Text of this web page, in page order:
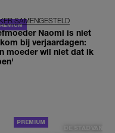
SAMENGESTELD
Naomi is niet
bij verjaardagen:
moeder wil niet dat ik
DE STAD VAN